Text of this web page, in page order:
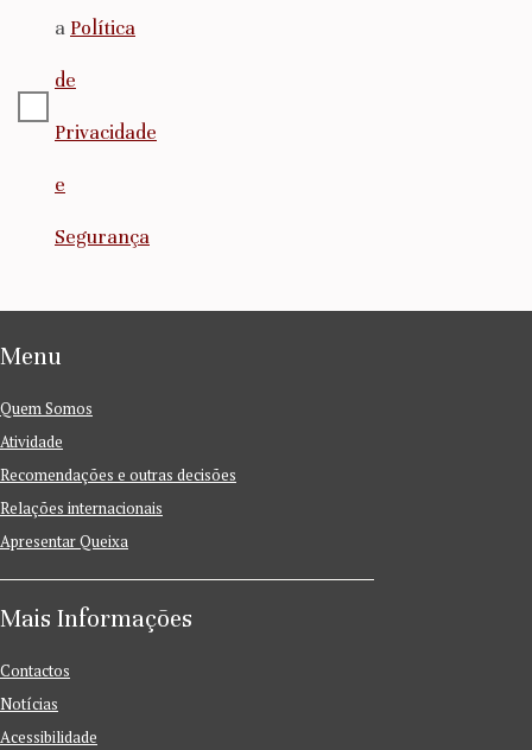
a Política
de
Privacidade
e
Segurança
Menu
Quem Somos
Atividade
Recomendações e outras decisões
Relações internacionais
Apresentar Queixa
Mais Informações
Contactos
Notícias
Acessibilidade